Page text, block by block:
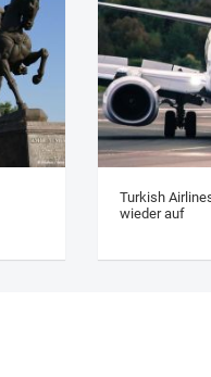
Turkish
wieder auf